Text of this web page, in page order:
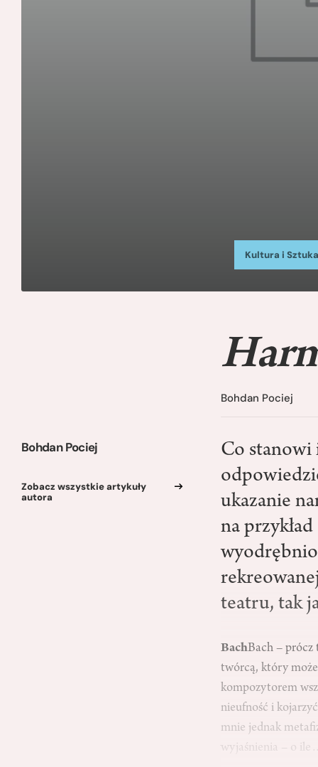
Kultura i Sztuka
Bohdan Pociej
Zobacz wszystkie artykuły
autora
Bohdan Pociej
Co stanowi
ukazanie
na
teatru, tak
BachBach – prócz
twórcą, który
kompozytorem
nieufność i
mnie jednak
wyjaśnienia – o